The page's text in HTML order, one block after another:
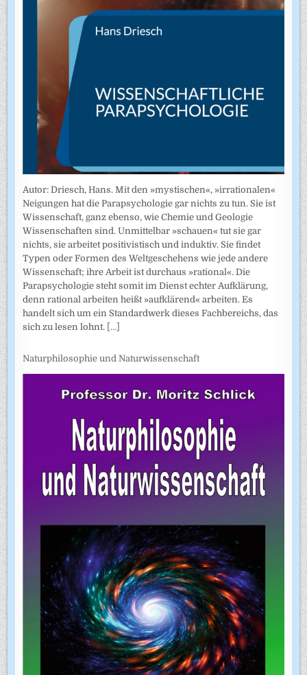
Autor: Driesch, Hans. Mit den »mystischen«, »irrationalen«
Neigungen hat die Parapsychologie gar nichts zu tun. Sie ist
Wissenschaft, ganz ebenso, wie Chemie und Geologie
Wissenschaften sind. Unmittelbar »schauen« tut sie gar
nichts, sie arbeitet positivistisch und induktiv. Sie findet
Typen oder Formen des Weltgeschehens wie jede andere
Wissenschaft; ihre Arbeit ist durchaus »rational«. Die
Parapsychologie steht somit im Dienst echter Aufklärung,
denn rational arbeiten heißt »aufklärend« arbeiten. Es
handelt sich um ein Standardwerk dieses Fachbereichs, das
sich zu lesen lohnt. [...]
Naturphilosophie und Naturwissenschaft